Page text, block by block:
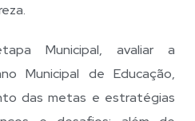
Municipal, avaliar a
Municipal de Educação,
das metas e estratégias